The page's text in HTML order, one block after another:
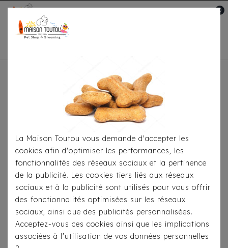
0
Snacks-Friandises
Snacks Biscuits Toutou® Mini 500gr
La Maison Toutou vous demande d'accepter les
cookies afin d'optimiser les performances, les
fonctionnalités des réseaux sociaux et la pertinence
de la publicité. Les cookies tiers liés aux réseaux
sociaux et à la publicité sont utilisés pour vous offrir
des fonctionnalités optimisées sur les réseaux
sociaux, ainsi que des publicités personnalisées.
Acceptez-vous ces cookies ainsi que les implications
associées à l'utilisation de vos données personnelles